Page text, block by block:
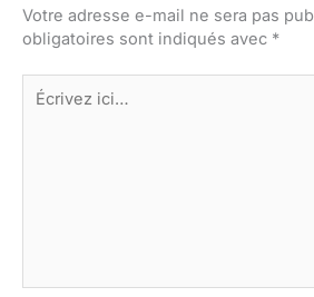
Votre adresse e-mail ne sera pas
obligatoires sont indiqués avec *
Écrivez
ici…